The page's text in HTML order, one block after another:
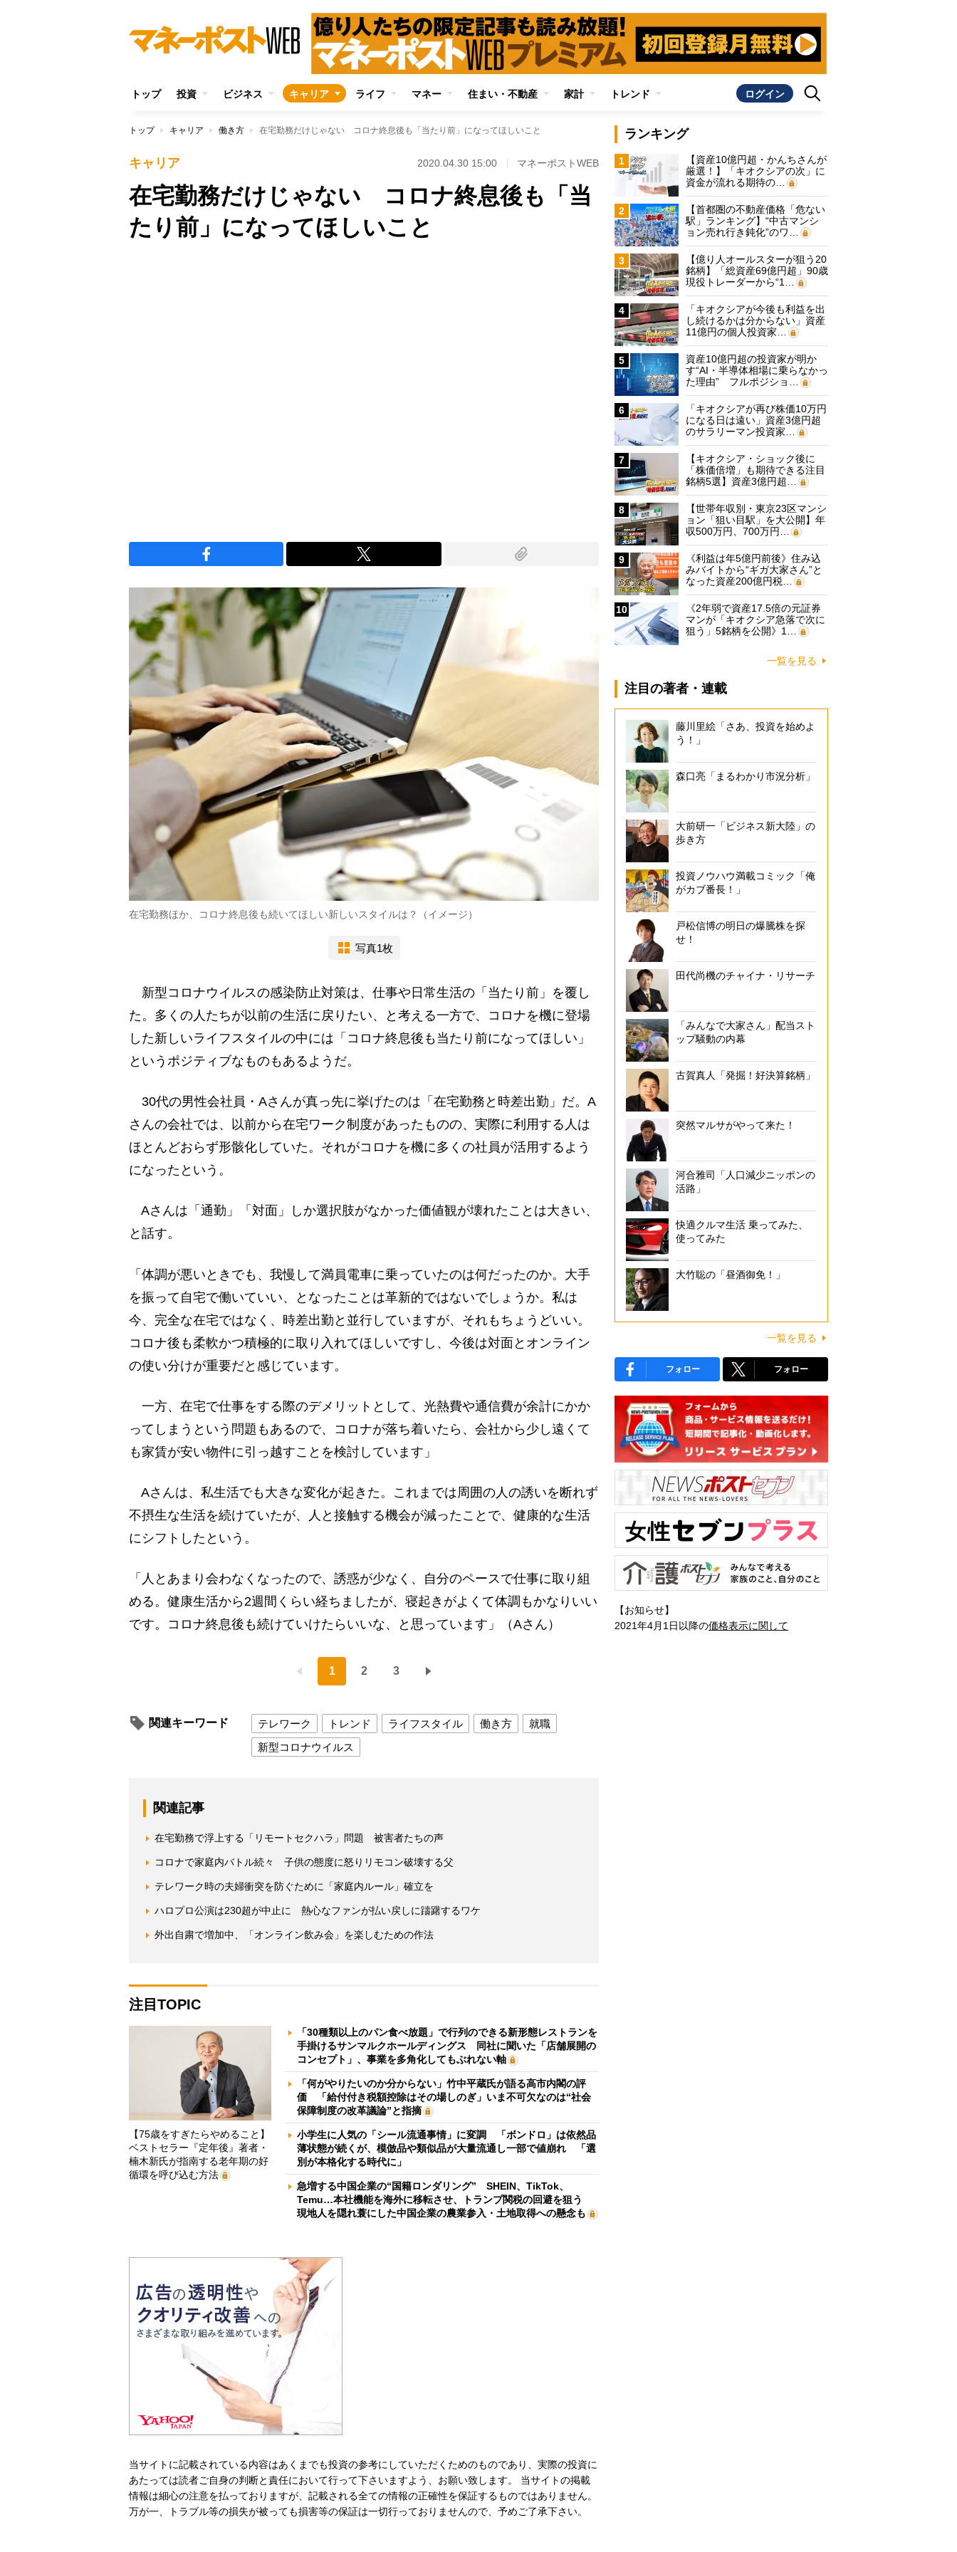
トップ 投資 ビジネス キャリア ライフ マネー 住まい・不動産 家計 トレンド ログイン
トップ キャリア 働き方 在宅勤務だけじゃない コロナ終息後も「当たり前」になってほしいこと
キャリア 2020.04.30 15:00 マネーポストWEB
在宅勤務だけじゃない コロナ終息後も「当
たり前」になってほしいこと
在宅勤務ほか、コロナ終息後も続いてほしい新しいスタイルは？（イメージ）
写真1枚
新型コロナウイルスの感染防止対策は、仕事や日常生活の「当たり前」を覆し
た。多くの人たちが以前の生活に戻りたい、と考える一方で、コロナを機に登場
した新しいライフスタイルの中には「コロナ終息後も当たり前になってほしい」
というポジティブなものもあるようだ。
30代の男性会社員・Aさんが真っ先に挙げたのは「在宅勤務と時差出勤」だ。A
さんの会社では、以前から在宅ワーク制度があったものの、実際に利用する人は
ほとんどおらず形骸化していた。それがコロナを機に多くの社員が活用するよう
になったという。
Aさんは「通勤」「対面」しか選択肢がなかった価値観が壊れたことは大きい、
と話す。
「体調が悪いときでも、我慢して満員電車に乗っていたのは何だったのか。大手
を振って自宅で働いていい、となったことは革新的ではないでしょうか。私は
今、完全な在宅ではなく、時差出勤と並行していますが、それもちょうどいい。
コロナ後も柔軟かつ積極的に取り入れてほしいですし、今後は対面とオンライン
の使い分けが重要だと感じています。
一方、在宅で仕事をする際のデメリットとして、光熱費や通信費が余計にかか
ってしまうという問題もあるので、コロナが落ち着いたら、会社から少し遠くて
も家賃が安い物件に引っ越すことを検討しています」
Aさんは、私生活でも大きな変化が起きた。これまでは周囲の人の誘いを断れず
不摂生な生活を続けていたが、人と接触する機会が減ったことで、健康的な生活
にシフトしたという。
「人とあまり会わなくなったので、誘惑が少なく、自分のペースで仕事に取り組
める。健康生活から2週間くらい経ちましたが、寝起きがよくて体調もかなりいい
です。コロナ終息後も続けていけたらいいな、と思っています」（Aさん）
1 2 3
関連キーワード テレワーク トレンド ライフスタイル 働き方
就職
新型コロナウイルス
関連記事
在宅勤務で浮上する「リモートセクハラ」問題 被害者たちの声
コロナで家庭内バトル続々 子供の態度に怒りリモコン破壊する父
テレワーク時の夫婦衝突を防ぐために「家庭内ルール」確立を
ハロプロ公演は230超が中止に 熱心なファンが払い戻しに躊躇するワケ
外出自粛で増加中、「オンライン飲み会」を楽しむための作法
注目TOPIC
【75歳をすぎたらやめること】
ベストセラー『定年後』著者・
楠木新氏が指南する老年期の好
循環を呼び込む方法
「30種類以上のパン食べ放題」で行列のできる新形態レストランを
手掛けるサンマルクホールディングス 同社に聞いた「店舗展開の
コンセプト」、事業を多角化してもぶれない軸
「何がやりたいのか分からない」竹中平蔵氏が語る高市内閣の評
価 「給付付き税額控除はその場しのぎ」いま不可欠なのは“社会
保障制度の改革議論”と指摘
小学生に人気の「シール流通事情」に変調 「ボンドロ」は依然品
薄状態が続くが、模倣品や類似品が大量流通し一部で値崩れ 「選
別が本格化する時代に」
急増する中国企業の“国籍ロンダリング” SHEIN、TikTok、
Temu…本社機能を海外に移転させ、トランプ関税の回避を狙う
現地人を隠れ蓑にした中国企業の農業参入・土地取得への懸念も
当サイトに記載されている内容はあくまでも投資の参考にしていただくためのものであり、実際の投資に
あたっては読者ご自身の判断と責任において行って下さいますよう、お願い致します。 当サイトの掲載
情報は細心の注意を払っておりますが、記載される全ての情報の正確性を保証するものではありません。
万が一、トラブル等の損失が被っても損害等の保証は一切行っておりませんので、予めご了承下さい。
ランキング
1
【資産10億円超・かんちさんが
厳選！】「キオクシアの次」に
資金が流れる期待の…
2
【首都圏の不動産価格「危ない
駅」ランキング】“中古マンシ
ョン売れ行き鈍化”のワ…
3
【億り人オールスターが狙う20
銘柄】「総資産69億円超」90歳
現役トレーダーから“1…
4
「キオクシアが今後も利益を出
し続けるかは分からない」資産
11億円の個人投資家…
5
資産10億円超の投資家が明か
す“AI・半導体相場に乗らなかっ
た理由” フルポジショ…
6
「キオクシアが再び株価10万円
になる日は遠い」資産3億円超
のサラリーマン投資家…
7
【キオクシア・ショック後に
「株価倍増」も期待できる注目
銘柄5選】資産3億円超…
8
【世帯年収別・東京23区マンシ
ョン「狙い目駅」を大公開】年
収500万円、700万円…
9
《利益は年5億円前後》住み込
みバイトから“ギガ大家さん”と
なった資産200億円税…
10
《2年弱で資産17.5倍の元証券
マンが「キオクシア急落で次に
狙う」5銘柄を公開》1…
一覧を見る
注目の著者・連載
藤川里絵「さあ、投資を始めよ
う！」
森口亮「まるわかり市況分析」
大前研一「ビジネス新大陸」の
歩き方
投資ノウハウ満載コミック「俺
がカブ番長！」
戸松信博の明日の爆騰株を探
せ！
田代尚機のチャイナ・リサーチ
「みんなで大家さん」配当スト
ップ騒動の内幕
古賀真人「発掘！好決算銘柄」
突然マルサがやって来た！
河合雅司「人口減少ニッポンの
活路」
快適クルマ生活 乗ってみた、
使ってみた
大竹聡の「昼酒御免！」
一覧を見る
フォロー フォロー
【お知らせ】
2021年4月1日以降の価格表示に関して